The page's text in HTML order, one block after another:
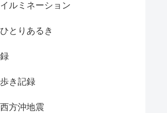
ルミネーション
とりあるき
き記録
方沖地震